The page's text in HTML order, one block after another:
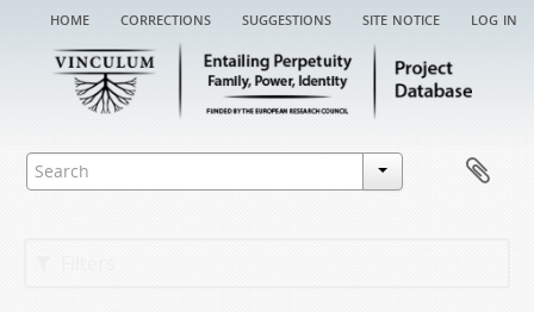
home corrections suggestions site notice log in